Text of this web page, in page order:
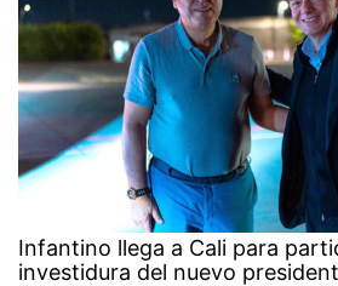
Infantino llega a Cali para
investidura del nuevo